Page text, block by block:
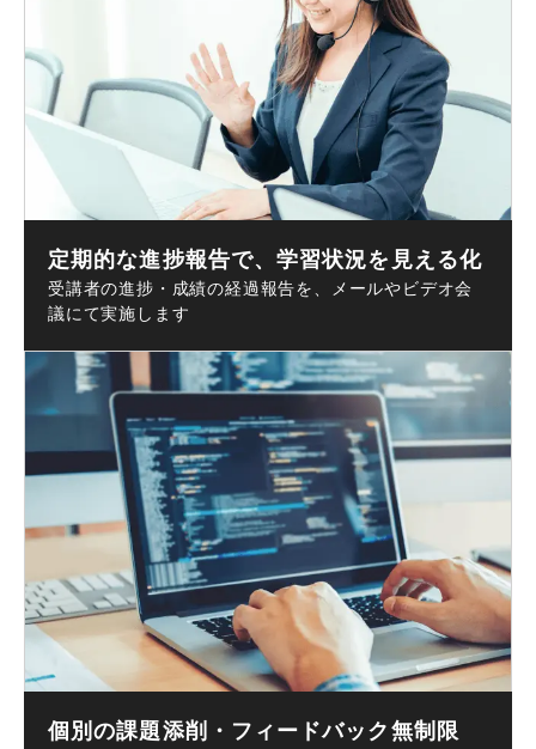
定期的な進捗報告で、学習状況を見える化
受講者の進捗・成績の経過報告を、メールやビデオ会
議にて実施します
個別の課題添削・フィードバック無制限